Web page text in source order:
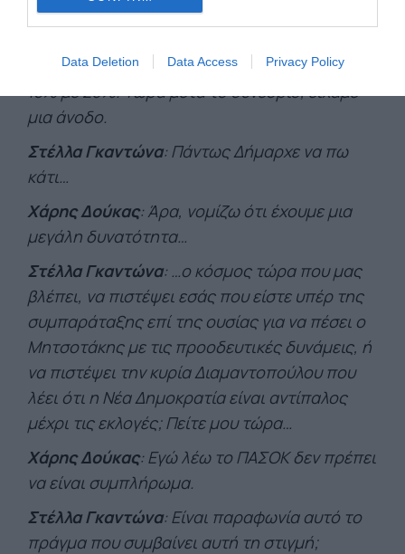
Data Deletion Data Access Privacy Policy
Δημοκρατία μπορεί να φτάσει σε 23-24% και
εσωκομματική μας διαδικασία, ήμασταν στο
18% με 20%. Τώρα μετά το συνέδριο, είχαμε
μια άνοδο.
Στέλλα Γκαντώνα: Πάντως Δήμαρχε να πω
κάτι…
Χάρης Δούκας: Άρα, νομίζω ότι έχουμε μια
μεγάλη δυνατότητα…
Στέλλα Γκαντώνα: …ο κόσμος τώρα που μας
βλέπει, να πιστέψει εσάς που είστε υπέρ της
συμπαράταξης επί της ουσίας για να πέσει ο
Μητσοτάκης με τις προοδευτικές δυνάμεις, ή
να πιστέψει την κυρία Διαμαντοπούλου που
λέει ότι η Νέα Δημοκρατία είναι αντίπαλος
μέχρι τις εκλογές; Πείτε μου τώρα…
Χάρης Δούκας: Εγώ λέω το ΠΑΣΟΚ δεν πρέπει
να είναι συμπλήρωμα.
Στέλλα Γκαντώνα: Είναι παραφωνία αυτό το
πράγμα που συμβαίνει αυτή τη στιγμή;